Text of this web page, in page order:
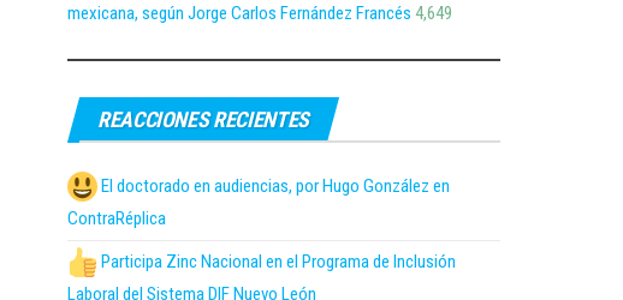
mexicana, según Jorge Carlos Fernández Francés 4,649
REACCIONES RECIENTES
El doctorado en audiencias, por Hugo González en
ContraRéplica
Participa Zinc Nacional en el Programa de Inclusión
Laboral del Sistema DIF Nuevo León